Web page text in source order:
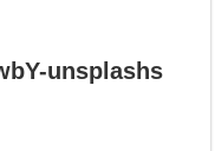
unsplashs